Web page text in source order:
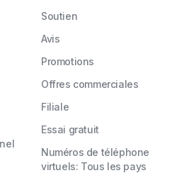
Soutien
Avis
Promotions
Offres commerciales
Filiale
Essai gratuit
Numéros de téléphone
virtuels: Tous les pays